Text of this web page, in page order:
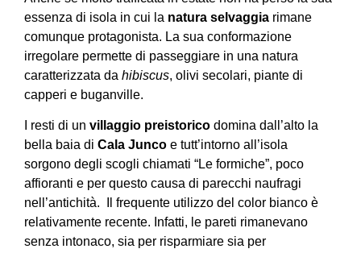
essenza di isola in cui la natura selvaggia rimane
comunque protagonista. La sua conformazione
irregolare permette di passeggiare in una natura
caratterizzata da hibiscus, olivi secolari, piante di
capperi e buganville.
I resti di un villaggio preistorico domina dall’alto la
bella baia di Cala Junco e tutt’intorno all’isola
sorgono degli scogli chiamati “Le formiche”, poco
affioranti e per questo causa di parecchi naufragi
nell’antichità. Il frequente utilizzo del color bianco è
relativamente recente. Infatti, le pareti rimanevano
senza intonaco, sia per risparmiare sia per